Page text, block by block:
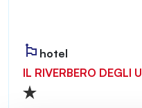
hotel
IL RIVERBERO DEGLI